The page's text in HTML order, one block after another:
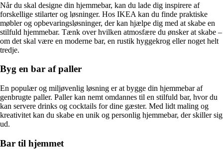
Når du skal designe din hjemmebar, kan du lade dig inspirere af
forskellige stilarter og løsninger. Hos IKEA kan du finde praktiske
møbler og opbevaringsløsninger, der kan hjælpe dig med at skabe en
stilfuld hjemmebar. Tænk over hvilken atmosfære du ønsker at skabe –
om det skal være en moderne bar, en rustik hyggekrog eller noget helt
tredje.
Byg en bar af paller
En populær og miljøvenlig løsning er at bygge din hjemmebar af
genbrugte paller. Paller kan nemt omdannes til en stilfuld bar, hvor du
kan servere drinks og cocktails for dine gæster. Med lidt maling og
kreativitet kan du skabe en unik og personlig hjemmebar, der skiller sig
ud.
Bar til hjemmet